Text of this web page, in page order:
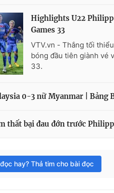
Highlights U22
Games 33
VTV.vn - Thắng tối
bóng đầu tiên giành vé
33.
0-3 nữ Myanmar | Bảng B
thất bại đau đớn trước
hay? Thả tim cho bài đọc